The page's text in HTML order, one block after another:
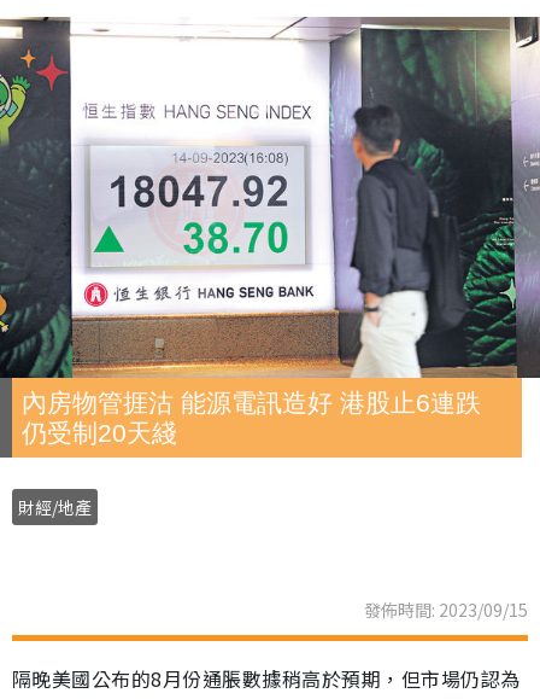
內房物管捱沽 能源電訊造好 港股止6連跌
仍受制20天綫
財經/地產
發佈時間: 2023/09/15
隔晚美國公布的8月份通脹數據稍高於預期，但市場仍認為